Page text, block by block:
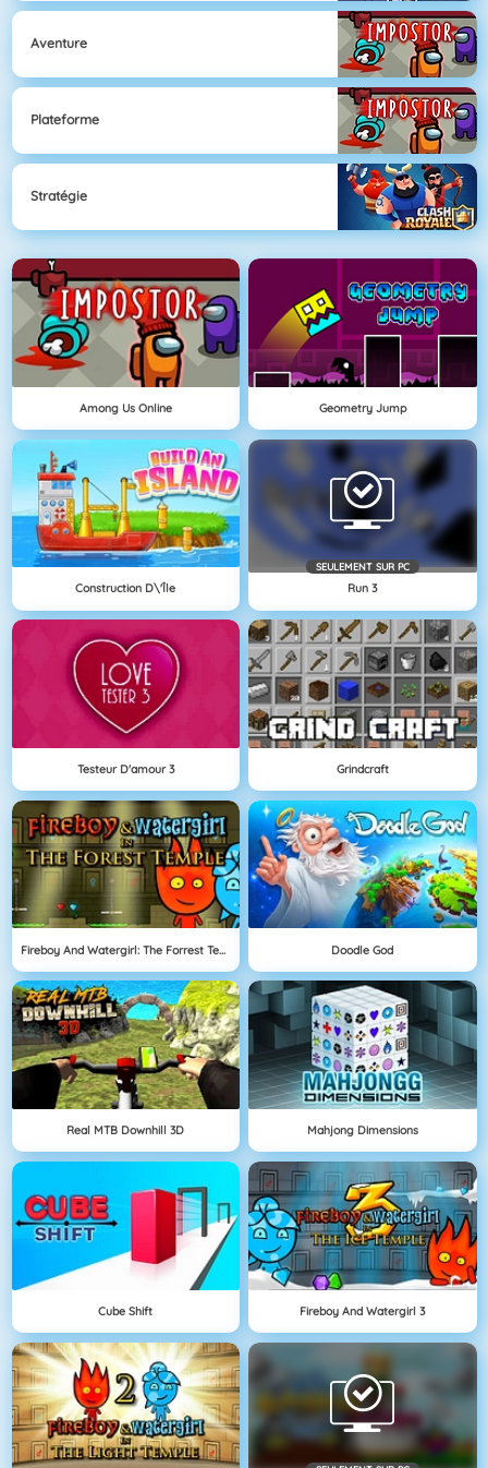
Aventure
Plateforme
Stratégie
Among Us Online Geometry Jump
Construction D\'île
SEULEMENT SUR PC
Run 3
Testeur D'amour 3 Grindcraft
Fireboy And Watergirl: The Forrest Temple Doodle God
Real MTB Downhill 3D Mahjong Dimensions
Cube Shift Fireboy And Watergirl 3